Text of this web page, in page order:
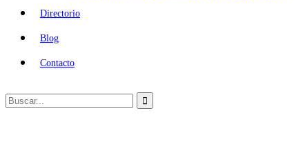
Directorio
Blog
Contacto